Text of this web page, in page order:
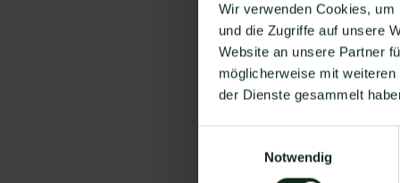
Wir verwenden Cookies,
und die Zugriffe auf unsere
Website an unsere Partner
möglicherweise mit
der Dienste gesammelt
Notwendig